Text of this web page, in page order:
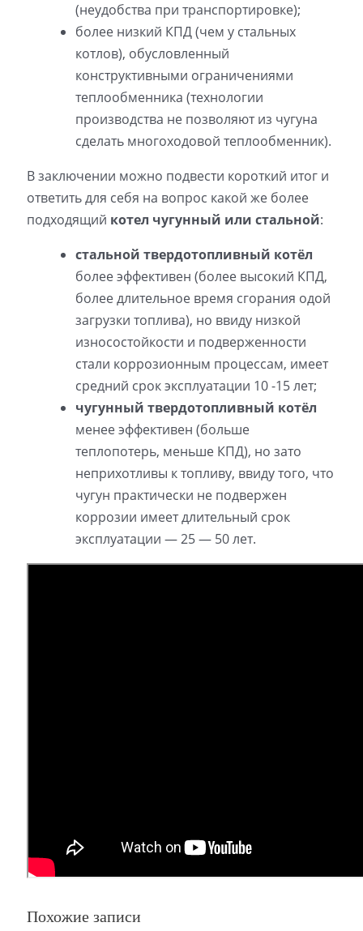
(неудобства при транспортировке);
более низкий КПД (чем у стальных
котлов), обусловленный
конструктивными ограничениями
теплообменника (технологии
производства не позволяют из чугуна
сделать многоходовой теплообменник).
В заключении можно подвести короткий итог и
ответить для себя на вопрос какой же более
подходящий котел чугунный или стальной:
стальной твердотопливный котёл
более эффективен (более высокий КПД,
более длительное время сгорания одой
загрузки топлива), но ввиду низкой
износостойкости и подверженности
стали коррозионным процессам, имеет
средний срок эксплуатации 10 -15 лет;
чугунный твердотопливный котёл
менее эффективен (больше
теплопотерь, меньше КПД), но зато
неприхотливы к топливу, ввиду того, что
чугун практически не подвержен
коррозии имеет длительный срок
эксплуатации — 25 — 50 лет.
Похожие записи